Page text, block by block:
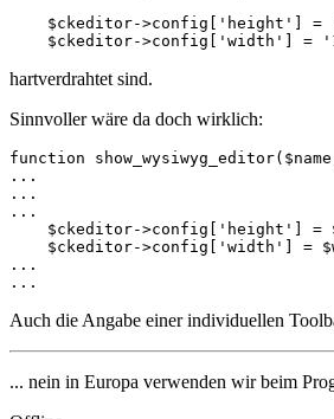
$ckeditor->config['height'] =
$ckeditor->config['width'] =
hartverdrahtet sind.
Sinnvoller wäre da doch wirklich:
function
...
...
...
$ckeditor->config['height'] =
$ckeditor->config['width'] =
...
...
Auch die Angabe einer individuellen
... nein in Europa verwenden wir beim